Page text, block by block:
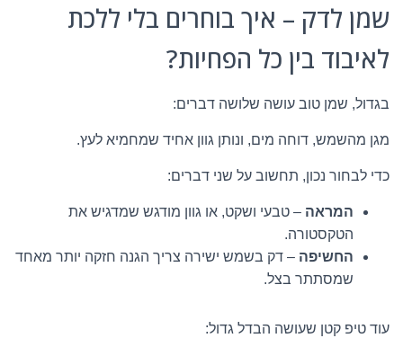
שמן לדק – איך בוחרים בלי ללכת
לאיבוד בין כל הפחיות?
בגדול, שמן טוב עושה שלושה דברים:
מגן מהשמש, דוחה מים, ונותן גוון אחיד שמחמיא לעץ.
כדי לבחור נכון, תחשוב על שני דברים:
המראה – טבעי ושקט, או גוון מודגש שמדגיש את
הטקסטורה.
החשיפה – דק בשמש ישירה צריך הגנה חזקה יותר מאחד
שמסתתר בצל.
עוד טיפ קטן שעושה הבדל גדול: